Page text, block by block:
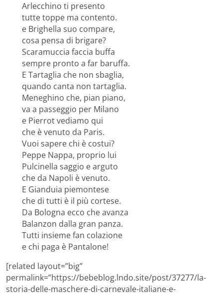
Arlecchino ti presento
tutte toppe ma contento.
e Brighella suo compare,
cosa pensa di brigare?
Scaramuccia faccia buffa
sempre pronto a far baruffa.
E Tartaglia che non sbaglia,
quando canta non tartaglia.
Meneghino che, pian piano,
va a passeggio per Milano
e Pierrot vediamo qui
che è venuto da Paris.
Vuoi sapere chi è costui?
Peppe Nappa, proprio lui
Pulcinella saggio e arguto
che da Napoli è venuto.
E Gianduia piemontese
che di tutti è il più cortese.
Da Bologna ecco che avanza
Balanzon dalla gran panza.
Tutti insieme fan colazione
e chi paga è Pantalone!
[related layout=”big”
permalink=”https://bebeblog.lndo.site/post/37277/la-
storia-delle-maschere-di-carnevale-italiane-e-